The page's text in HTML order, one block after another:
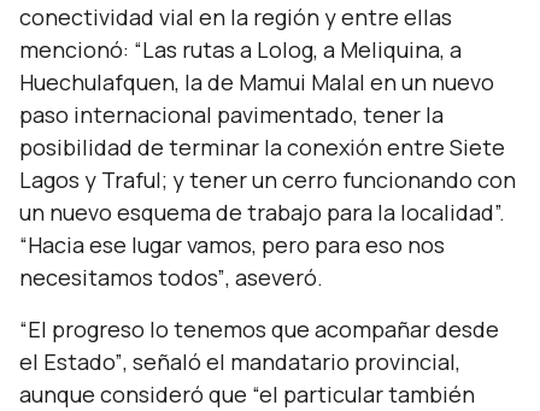
conectividad vial en la región y entre ellas
mencionó: “Las rutas a Lolog, a Meliquina, a
Huechulafquen, la de Mamui Malal en un nuevo
paso internacional pavimentado, tener la
posibilidad de terminar la conexión entre Siete
Lagos y Traful; y tener un cerro funcionando con
un nuevo esquema de trabajo para la localidad”.
“Hacia ese lugar vamos, pero para eso nos
necesitamos todos”, aseveró.
“El progreso lo tenemos que acompañar desde
el Estado”, señaló el mandatario provincial,
aunque consideró que “el particular también